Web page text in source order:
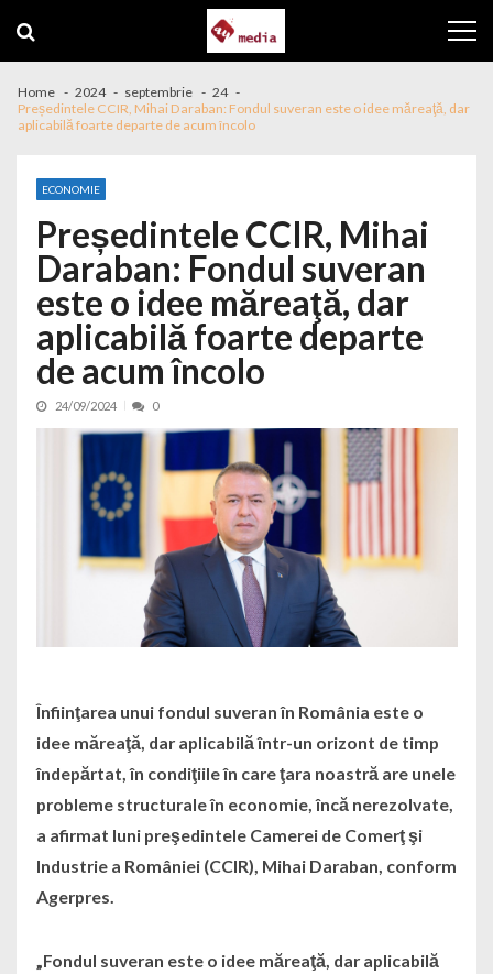
Home 2024 septembrie
24
Președintele CCIR, Mihai Daraban: Fondul suveran este o idee măreaţă, dar
aplicabilă foarte departe de acum încolo
ECONOMIE
Președintele CCIR, Mihai
Daraban: Fondul suveran
este o idee măreaţă, dar
aplicabilă foarte departe
de acum încolo
24/09/2024 0
Înfiinţarea unui fondul suveran în România este o
idee măreaţă, dar aplicabilă într-un orizont de timp
îndepărtat, în condiţiile în care ţara noastră are unele
probleme structurale în economie, încă nerezolvate,
a afirmat luni preşedintele Camerei de Comerţ şi
Industrie a României (CCIR), Mihai Daraban, conform
Agerpres.
„Fondul suveran este o idee măreaţă, dar aplicabilă